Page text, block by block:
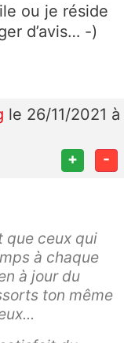
ou je réside
d’avis… -)
le 26/11/2021 à
+ -
que ceux qui
à chaque
à jour du
ton même